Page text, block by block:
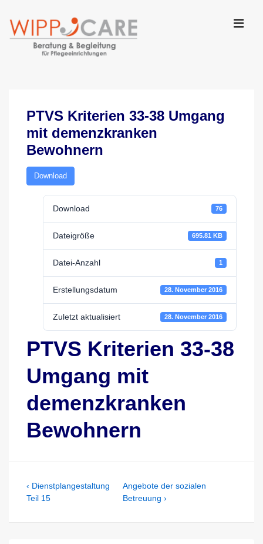
Zum
Inhalt
PTVS Kriterien 33-38 Umgang
mit demenzkranken
Bewohnern
Download
Download 76
Dateigröße 695.81 KB
Datei-Anzahl 1
Erstellungsdatum 28. November 2016
Zuletzt aktualisiert 28. November 2016
PTVS Kriterien 33-38
Umgang mit
demenzkranken
Bewohnern
Beitragsnavigation
Previous
Post
‹ Dienstplangestaltung
Teil 15
Next
Post
Angebote der sozialen
Betreuung ›